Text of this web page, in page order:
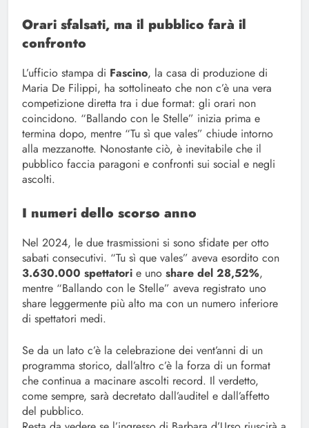
Orari sfalsati, ma il pubblico farà il
confronto
L’ufficio stampa di Fascino, la casa di produzione di
Maria De Filippi, ha sottolineato che non c’è una vera
competizione diretta tra i due format: gli orari non
coincidono. “Ballando con le Stelle” inizia prima e
termina dopo, mentre “Tu sì que vales” chiude intorno
alla mezzanotte. Nonostante ciò, è inevitabile che il
pubblico faccia paragoni e confronti sui social e negli
ascolti.
I numeri dello scorso anno
Nel 2024, le due trasmissioni si sono sfidate per otto
sabati consecutivi. “Tu sì que vales” aveva esordito con
3.630.000 spettatori e uno share del 28,52%,
mentre “Ballando con le Stelle” aveva registrato uno
share leggermente più alto ma con un numero inferiore
di spettatori medi.
Se da un lato c’è la celebrazione dei vent’anni di un
programma storico, dall’altro c’è la forza di un format
che continua a macinare ascolti record. Il verdetto,
come sempre, sarà decretato dall’auditel e dall’affetto
del pubblico.